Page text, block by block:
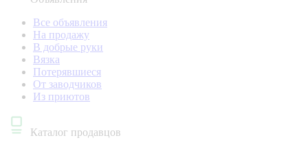
Все объявления
На продажу
В добрые руки
Вязка
Потерявшиеся
От заводчиков
Из приютов
Каталог продавцов